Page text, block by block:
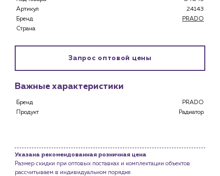
Специализированным магазинам
Снабженцам и подрядным организациям
Услуги
Водоснабжение и теплоснабжение
Артикул
24143
Бренд
PRADO
Страна
Запрос оптовой цены
Важные характеристики
Бренд
PRADO
Продукт
Радиатор
Указана рекомендованная розничная цена
Размер скидки при оптовых поставках и комплектации объектов
рассчитываем в индивидуальном порядке.